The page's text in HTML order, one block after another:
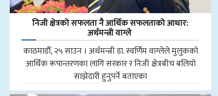
निजी क्षेत्रको सफलता नै आर्थिक सफलताको आधार:
अर्थमन्त्री वाग्ले
काठमाडौँ, २५ साउन । अर्थमन्त्री डा. स्वर्णिम वाग्लेले मुलुकको
आर्थिक रूपान्तरणका लागि सरकार र निजी क्षेत्रबीच बलियो
साझेदारी हुनुपर्ने बताएका